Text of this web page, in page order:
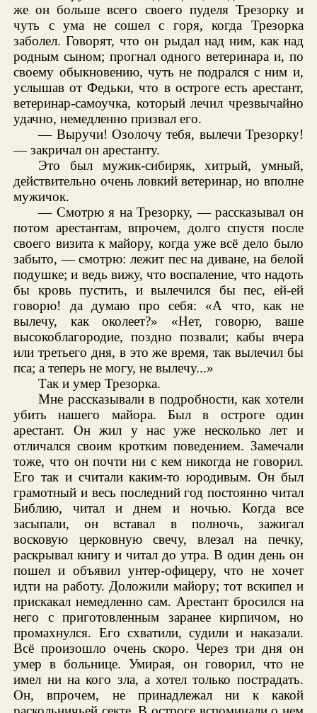
же он больше всего своего пуделя Трезорку и
чуть с ума не сошел с горя, когда Трезорка
заболел. Говорят, что он рыдал над ним, как над
родным сыном; прогнал одного ветеринара и, по
своему обыкновению, чуть не подрался с ним и,
услышав от Федьки, что в остроге есть арестант,
ветеринар-самоучка, который лечил чрезвычайно
удачно, немедленно призвал его.
— Выручи! Озолочу тебя, вылечи Трезорку!
— закричал он арестанту.
Это был мужик-сибиряк, хитрый, умный,
действительно очень ловкий ветеринар, но вполне
мужичок.
— Смотрю я на Трезорку, — рассказывал он
потом арестантам, впрочем, долго спустя после
своего визита к майору, когда уже всё дело было
забыто, — смотрю: лежит пес на диване, на белой
подушке; и ведь вижу, что воспаление, что надоть
бы кровь пустить, и вылечился бы пес, ей-ей
говорю! да думаю про себя: «А что, как не
вылечу, как околеет?» «Нет, говорю, ваше
высокоблагородие, поздно позвали; кабы вчера
или третьего дня, в это же время, так вылечил бы
пса; а теперь не могу, не вылечу...»
Так и умер Трезорка.
Мне рассказывали в подробности, как хотели
убить нашего майора. Был в остроге один
арестант. Он жил у нас уже несколько лет и
отличался своим кротким поведением. Замечали
тоже, что он почти ни с кем никогда не говорил.
Его так и считали каким-то юродивым. Он был
грамотный и весь последний год постоянно читал
Библию, читал и днем и ночью. Когда все
засыпали, он вставал в полночь, зажигал
восковую церковную свечу, влезал на печку,
раскрывал книгу и читал до утра. В один день он
пошел и объявил унтер-офицеру, что не хочет
идти на работу. Доложили майору; тот вскипел и
прискакал немедленно сам. Арестант бросился на
него с приготовленным заранее кирпичом, но
промахнулся. Его схватили, судили и наказали.
Всё произошло очень скоро. Через три дня он
умер в больнице. Умирая, он говорил, что не
имел ни на кого зла, а хотел только пострадать.
Он, впрочем, не принадлежал ни к какой